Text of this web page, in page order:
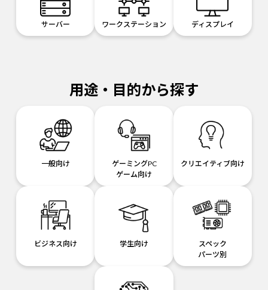
サーバー ワークステーション ディスプレイ
用途・目的から探す
一般向け
ゲーミングPC
ゲーム向け
クリエイティブ向け
ビジネス向け 学生向け
スペック
パーツ別